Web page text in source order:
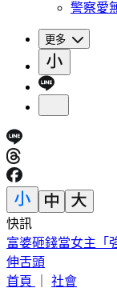
警察愛
更多
快訊
喉嚨痛如刀割！一
這次病毒很毒
首頁
社會